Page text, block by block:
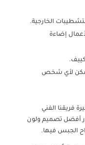
الخارجية.
لأعمال إضاءة
يمكن لأي شخص
فريقنا الفني
أفضل تصميم ولون
الجبس فيها.